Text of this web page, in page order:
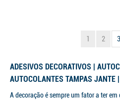
1 2 3
ADESIVOS DECORATIVOS |
AUTOCOLANTES TAMPAS JANTE
A decoração é sempre um fator a ter